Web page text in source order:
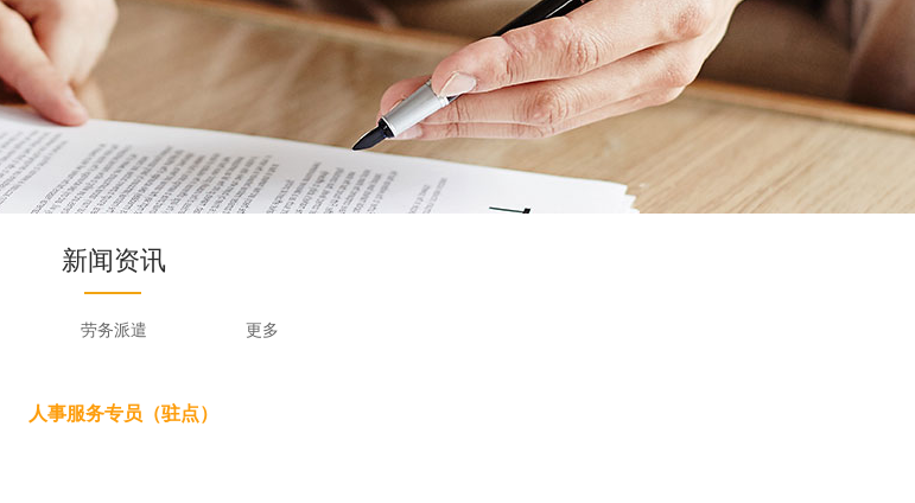
新闻资讯
劳务派遣 更多
人事服务专员（驻点）